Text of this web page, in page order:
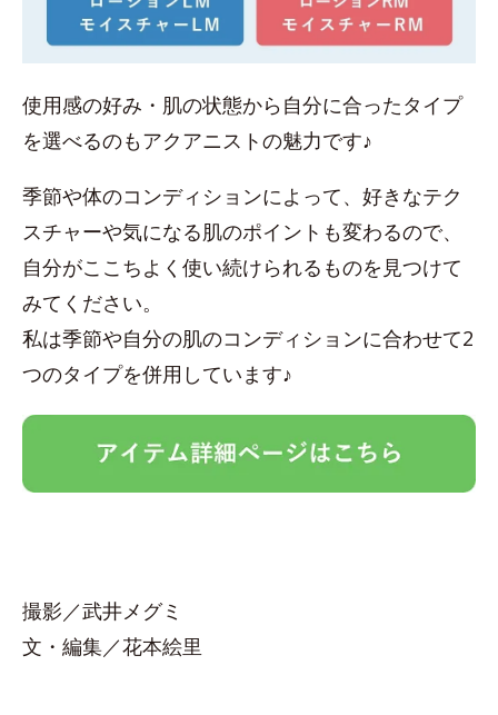
使用感の好み・肌の状態から自分に合ったタイプ
を選べるのもアクアニストの魅力です♪
季節や体のコンディションによって、好きなテク
スチャーや気になる肌のポイントも変わるので、
自分がここちよく使い続けられるものを見つけて
みてください。
私は季節や自分の肌のコンディションに合わせて2
つのタイプを併用しています♪
撮影／武井メグミ
文・編集／花本絵里